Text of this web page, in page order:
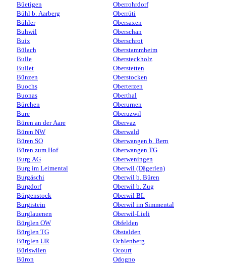
Büetigen
Bühl b. Aarberg
Bühler
Buhwil
Buix
Bülach
Bulle
Bullet
Bünzen
Buochs
Buonas
Bürchen
Bure
Büren an der Aare
Büren NW
Büren SO
Büren zum Hof
Burg AG
Burg im Leimental
Burgäschi
Burgdorf
Bürgenstock
Burgistein
Burglauenen
Bürglen OW
Bürglen TG
Bürglen UR
Büriswilen
Büron
Oberrohrdorf
Oberrüti
Obersaxen
Oberschan
Oberschrot
Oberstammheim
Obersteckholz
Oberstetten
Oberstocken
Oberterzen
Oberthal
Oberurnen
Oberuzwil
Obervaz
Oberwald
Oberwangen b. Bern
Oberwangen TG
Oberweningen
Oberwil (Dägerlen)
Oberwil b. Büren
Oberwil b. Zug
Oberwil BL
Oberwil im Simmental
Oberwil-Lieli
Obfelden
Obstalden
Ochlenberg
Ocourt
Odogno